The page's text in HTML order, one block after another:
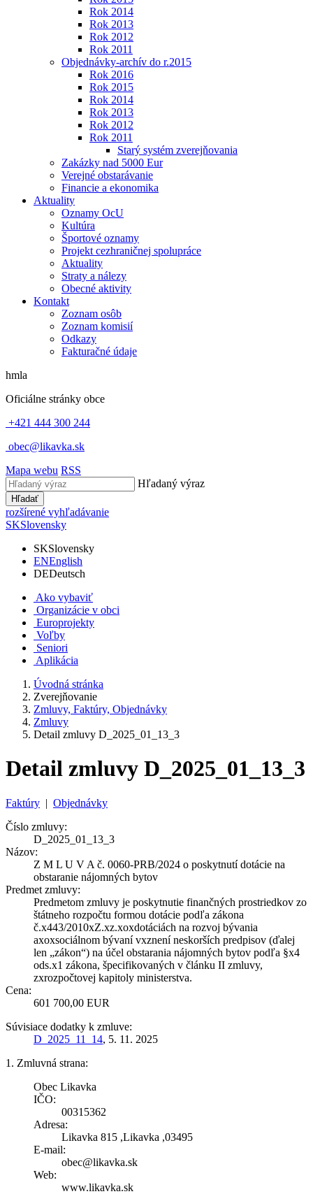
Rok 2014
Rok 2013
Rok 2012
Rok 2011
Objednávky-archív do r.2015
Rok 2016
Rok 2015
Rok 2014
Rok 2013
Rok 2012
Rok 2011
Starý systém zverejňovania
Zakázky nad 5000 Eur
Verejné obstarávanie
Financie a ekonomika
Aktuality
Oznamy OcU
Kultúra
Športové oznamy
Projekt cezhraničnej spolupráce
Aktuality
Straty a nálezy
Obecné aktivity
Kontakt
Zoznam osôb
Zoznam komisií
Odkazy
Fakturačné údaje
hmla
Oficiálne stránky obce
+421 444 300 244
obec@likavka.sk
Mapa webu RSS
Hľadaný výraz
Hľadať
rozšírené vyhľadávanie
SKSlovensky
SKSlovensky
ENEnglish
DEDeutsch
Ako vybaviť
Organizácie v obci
Europrojekty
Voľby
Seniori
Aplikácia
Úvodná stránka
Zverejňovanie
Zmluvy, Faktúry, Objednávky
Zmluvy
Detail zmluvy D_2025_01_13_3
Detail zmluvy D_2025_01_13_3
Faktúry | Objednávky
Číslo zmluvy:
D_2025_01_13_3
Názov:
Z M L U V A č. 0060-PRB/2024 o poskytnutí dotácie na
obstaranie nájomných bytov
Predmet zmluvy:
Predmetom zmluvy je poskytnutie finančných prostriedkov zo
štátneho rozpočtu formou dotácie podľa zákona
č.x443/2010xZ.xz.xoxdotáciách na rozvoj bývania
axoxsociálnom bývaní vxznení neskorších predpisov (ďalej
len „zákon“) na účel obstarania nájomných bytov podľa §x4
ods.x1 zákona, špecifikovaných v článku II zmluvy,
zxrozpočtovej kapitoly ministerstva.
Cena:
601 700,00 EUR
Súvisiace dodatky k zmluve:
D_2025_11_14, 5. 11. 2025
1. Zmluvná strana:
Obec Likavka
IČO:
00315362
Adresa:
Likavka 815 ,Likavka ,03495
E-mail:
obec@likavka.sk
Web:
www.likavka.sk